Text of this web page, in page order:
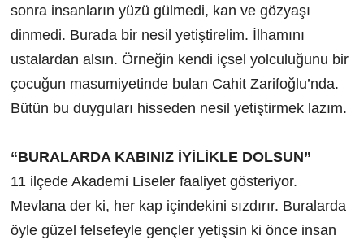
sonra insanların yüzü gülmedi, kan ve gözyaşı
dinmedi. Burada bir nesil yetiştirelim. İlhamını
ustalardan alsın. Örneğin kendi içsel yolculuğunu bir
çocuğun masumiyetinde bulan Cahit Zarifoğlu’nda.
Bütün bu duyguları hisseden nesil yetiştirmek lazım.
“BURALARDA KABINIZ İYİLİKLE DOLSUN”
11 ilçede Akademi Liseler faaliyet gösteriyor.
Mevlana der ki, her kap içindekini sızdırır. Buralarda
öyle güzel felsefeyle gençler yetişsin ki önce insan